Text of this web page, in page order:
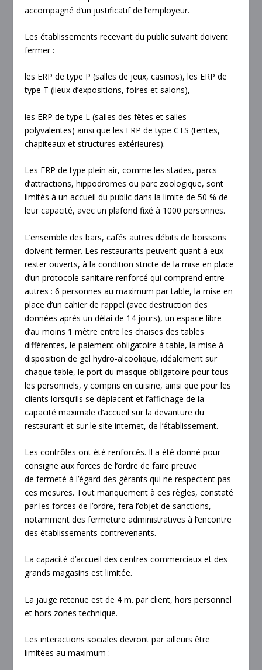
accompagné d’un justificatif de l’employeur.
Les établissements recevant du public suivant doivent
fermer :
les ERP de type P (salles de jeux, casinos), les ERP de
type T (lieux d’expositions, foires et salons),
les ERP de type L (salles des fêtes et salles
polyvalentes) ainsi que les ERP de type CTS (tentes,
chapiteaux et structures extérieures).
Les ERP de type plein air, comme les stades, parcs
d’attractions, hippodromes ou parc zoologique, sont
limités à un accueil du public dans la limite de 50 % de
leur capacité, avec un plafond fixé à 1000 personnes.
L’ensemble des bars, cafés autres débits de boissons
doivent fermer. Les restaurants peuvent quant à eux
rester ouverts, à la condition stricte de la mise en place
d’un protocole sanitaire renforcé qui comprend entre
autres : 6 personnes au maximum par table, la mise en
place d’un cahier de rappel (avec destruction des
données après un délai de 14 jours), un espace libre
d’au moins 1 mètre entre les chaises des tables
différentes, le paiement obligatoire à table, la mise à
disposition de gel hydro-alcoolique, idéalement sur
chaque table, le port du masque obligatoire pour tous
les personnels, y compris en cuisine, ainsi que pour les
clients lorsqu’ils se déplacent et l’affichage de la
capacité maximale d’accueil sur la devanture du
restaurant et sur le site internet, de l’établissement.
Les contrôles ont été renforcés. Il a été donné pour
consigne aux forces de l’ordre de faire preuve
de fermeté à l’égard des gérants qui ne respectent pas
ces mesures. Tout manquement à ces règles, constaté
par les forces de l’ordre, fera l’objet de sanctions,
notamment des fermeture administratives à l’encontre
des établissements contrevenants.
La capacité d’accueil des centres commerciaux et des
grands magasins est limitée.
La jauge retenue est de 4 m. par client, hors personnel
et hors zones technique.
Les interactions sociales devront par ailleurs être
limitées au maximum :